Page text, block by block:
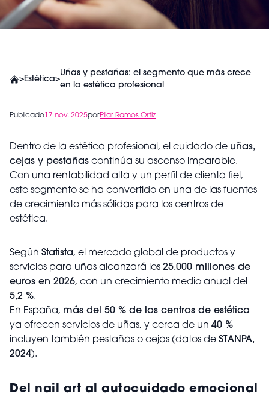
>Estética>
Uñas y pestañas: el segmento que más crece
en la estética profesional
Publicado 17 nov. 2025porPilar Ramos Ortiz
Dentro de la estética profesional, el cuidado de uñas,
cejas y pestañas continúa su ascenso imparable.
Con una rentabilidad alta y un perfil de clienta fiel,
este segmento se ha convertido en una de las fuentes
de crecimiento más sólidas para los centros de
estética.
Según Statista, el mercado global de productos y
servicios para uñas alcanzará los 25.000 millones de
euros en 2026, con un crecimiento medio anual del
5,2 %.
En España, más del 50 % de los centros de estética
ya ofrecen servicios de uñas, y cerca de un 40 %
incluyen también pestañas o cejas (datos de STANPA,
2024).
Del nail art al autocuidado emocional